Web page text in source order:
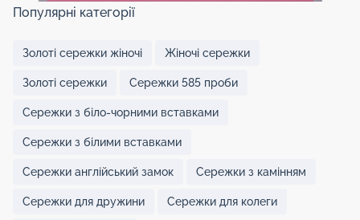
Популярні категорії
Золоті сережки жіночі Жіночі сережки
Золоті сережки Сережки 585 проби
Сережки з біло-чорними вставками
Сережки з білими вставками
Сережки англійський замок Сережки з камінням
Сережки для дружини Сережки для колеги